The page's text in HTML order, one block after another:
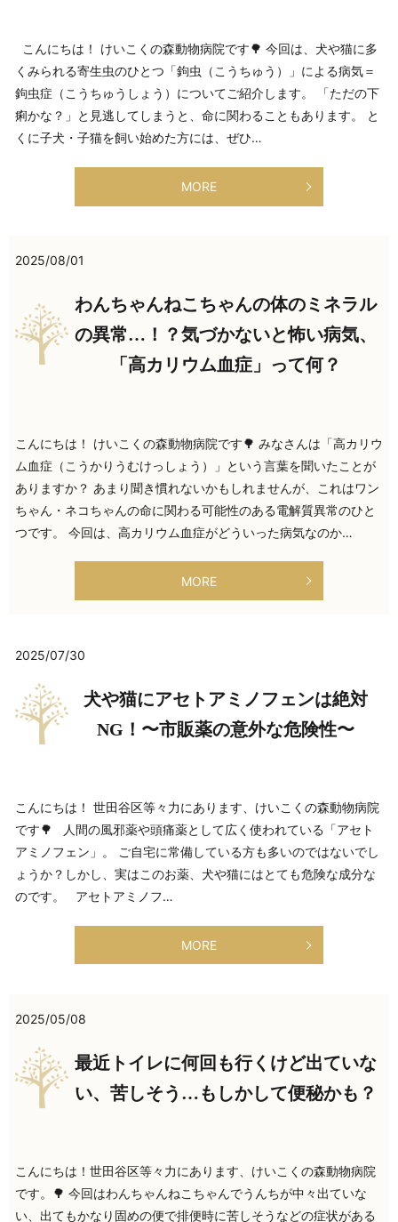
こんにちは！ けいこくの森動物病院です🌳 今回は、犬や猫に多
くみられる寄生虫のひとつ「鉤虫（こうちゅう）」による病気＝
鉤虫症（こうちゅうしょう）についてご紹介します。 「ただの下
痢かな？」と見逃してしまうと、命に関わることもあります。 と
くに子犬・子猫を飼い始めた方には、ぜひ…
MORE
2025/08/01
わんちゃんねこちゃんの体のミネラル
の異常…！？気づかないと怖い病気、
「高カリウム血症」って何？
こんにちは！ けいこくの森動物病院です🌳 みなさんは「高カリウ
ム血症（こうかりうむけっしょう）」という言葉を聞いたことが
ありますか？ あまり聞き慣れないかもしれませんが、これはワン
ちゃん・ネコちゃんの命に関わる可能性のある電解質異常のひと
つです。 今回は、高カリウム血症がどういった病気なのか…
MORE
2025/07/30
犬や猫にアセトアミノフェンは絶対
NG！〜市販薬の意外な危険性〜
こんにちは！ 世田谷区等々力にあります、けいこくの森動物病院
です🌳 人間の風邪薬や頭痛薬として広く使われている「アセト
アミノフェン」。 ご自宅に常備している方も多いのではないでし
ょうか？しかし、実はこのお薬、犬や猫にはとても危険な成分な
のです。 アセトアミノフ…
MORE
2025/05/08
最近トイレに何回も行くけど出ていな
い、苦しそう…もしかして便秘かも？
こんにちは！世田谷区等々力にあります、けいこくの森動物病院
です。🌳 今回はわんちゃんねこちゃんでうんちが中々出ていな
い、出てもかなり固めの便で排便時に苦しそうなどの症状がある